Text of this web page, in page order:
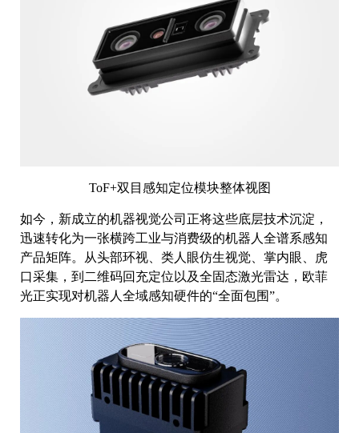
ToF+双目感知定位模块整体视图
如今，新成立的机器视觉公司正将这些底层技术沉淀，
迅速转化为一张横跨工业与消费级的机器人全谱系感知
产品矩阵。从头部环视、类人眼仿生视觉、掌内眼、虎
口采集，到二维码回充定位以及全固态激光雷达，欧菲
光正实现对机器人全域感知硬件的“全面包围”。